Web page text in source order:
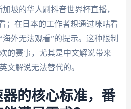
坡的华人刷抖音世界杯直播，
；在日本的工作者想通过咪咕看
外无法观看”的提示。这种限制
的赛事，尤其是中文解说带来
文解说无法替代的。
的核心标准，番